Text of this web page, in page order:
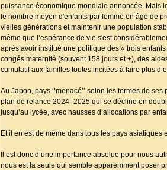
puissance économique mondiale annoncée. Mais
le nombre moyen d'enfants par femme en âge de
vielles générations et maintenir une population
même que l’espérance de vie s'est
après avoir institué une politique des « trois
congés maternité (souvent 158 jours et +), des
cumulatif aux familles toutes incitées à faire plus
Au Japon, pays ‘’menacé’’ selon les termes de
plan de relance 2024–2025 qui se décline en
jusqu’au lycée, avec hausses d’allocations par
Et il en est de même dans tous les pays asiatiques
Il est donc d’une importance absolue pour nous
nous est la seule qui semble apparemment poser